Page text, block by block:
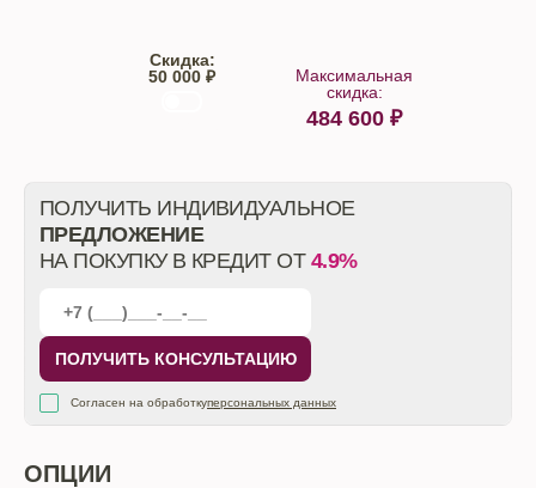
Скидка:
50 000 ₽
Максимальная
скидка:
484 600 ₽
ПОЛУЧИТЬ ИНДИВИДУАЛЬНОЕ
ПРЕДЛОЖЕНИЕ
НА ПОКУПКУ В КРЕДИТ ОТ 4.9%
ПОЛУЧИТЬ КОНСУЛЬТАЦИЮ
Согласен на обработкуперсональных данных
ОПЦИИ